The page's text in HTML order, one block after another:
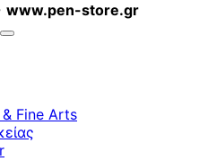
www.pen-store.gr
Fine Arts